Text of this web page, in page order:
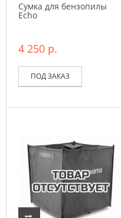
Сумка для бензопилы
Echo
4 250 р.
ПОД ЗАКАЗ